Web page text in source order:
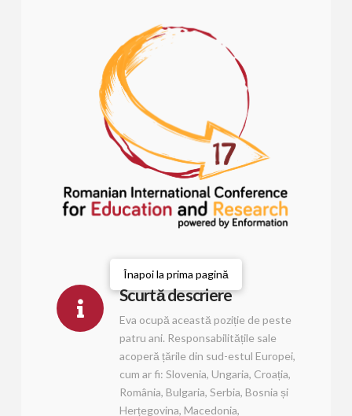
Înapoi la prima pagină
Scurtă descriere
Eva ocupă această poziție de peste
patru ani. Responsabilitățile sale
acoperă țările din sud-estul Europei,
cum ar fi: Slovenia, Ungaria, Croația,
România, Bulgaria, Serbia, Bosnia și
Herțegovina, Macedonia,